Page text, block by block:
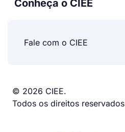
Conheça o CIEE
Fale com o CIEE
© 2026 CIEE.
Todos os direitos reservados